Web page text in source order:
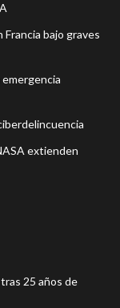
bajo graves
emergencia
extienden
25 años de